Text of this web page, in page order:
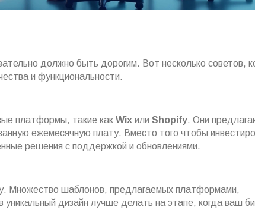
должно быть дорогим. Вот несколько советов,
и функциональности.
платформы, такие как Wix или Shopify. Они
ежемесячную плату. Вместо того чтобы
решения с поддержкой и обновлениями.
Множество шаблонов, предлагаемых платформами,
дизайн лучше делать на этапе, когда ваш